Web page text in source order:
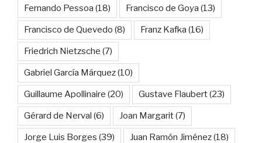
Fernando Pessoa (18) Francisco de Goya (13)
Francisco de Quevedo (8) Franz Kafka (16)
Friedrich Nietzsche (7)
Gabriel García Márquez(10)
Guillaume Apollinaire (20) Gustave Flaubert(23)
Gérard de Nerval (6) Joan Margarit(7)
Jorge Luis Borges (39) Juan Ramón Jiménez(18)